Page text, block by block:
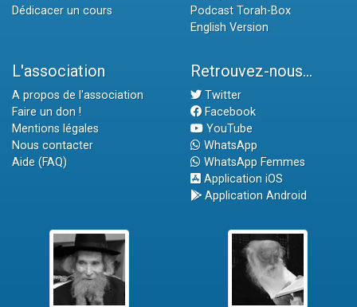
Dédicacer un cours
Podcast Torah-Box
English Version
L'association
A propos de l'association
Faire un don !
Mentions légales
Nous contacter
Aide (FAQ)
Retrouvez-nous...
Twitter
Facebook
YouTube
WhatsApp
WhatsApp Femmes
Application iOS
Application Android